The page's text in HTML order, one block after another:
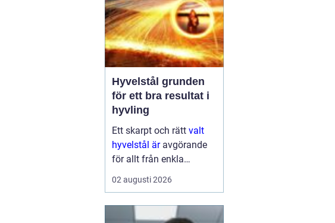
a...
Hyvelstål grunden
för ett bra resultat i
hyvling
Ett skarpt och rätt valt
hyvelstål äravgörande
för allt från enkla
hobbyprojekt i
verkstaden till
sågverk och hyvlerier.
02 augusti 2026